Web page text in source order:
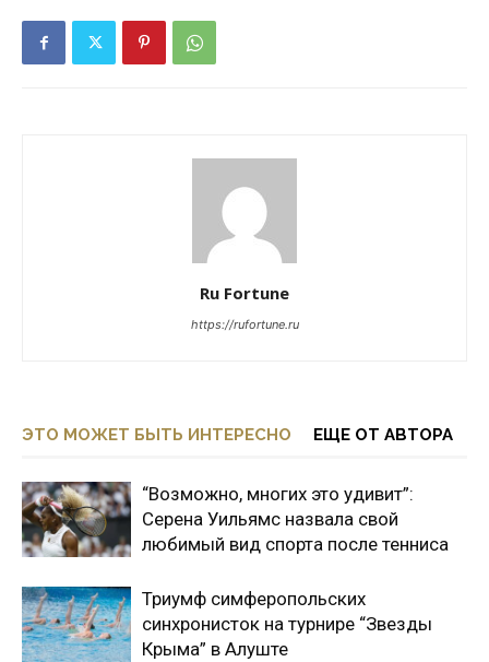
Ru Fortune
https://rufortune.ru
ЭТО МОЖЕТ БЫТЬ ИНТЕРЕСНО ЕЩЕ ОТ АВТОРА
“Возможно, многих это удивит”:
Серена Уильямс назвала свой
любимый вид спорта после тенниса
Триумф симферопольских
синхронисток на турнире “Звезды
Крыма” в Алуште